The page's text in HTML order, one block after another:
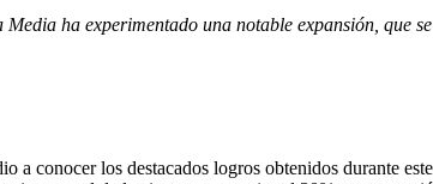
ha experimentado una notable expansión, que
a conocer los destacados logros obtenidos durante